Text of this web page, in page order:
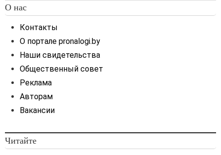
О нас
Контакты
О портале pronalogi.by
Наши свидетельства
Общественный совет
Реклама
Авторам
Вакансии
Читайте